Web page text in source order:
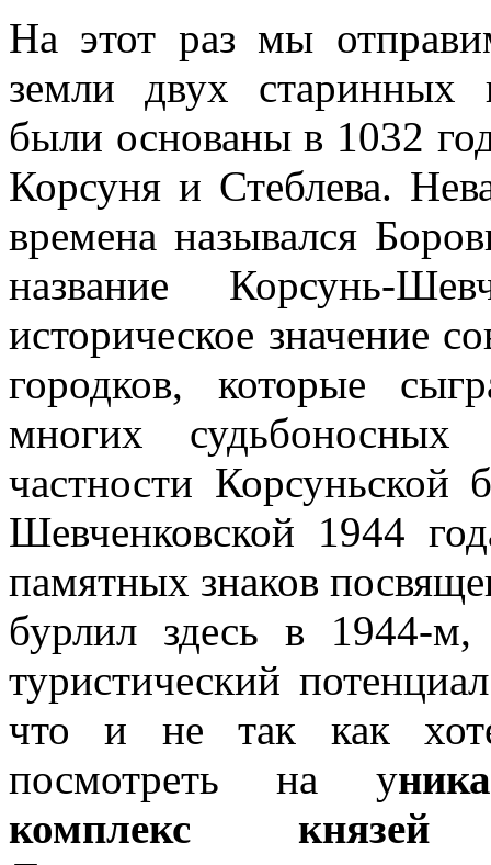
На этот раз мы
земли двух старинных
были основаны в 1032
Корсуня и Стеблева.
времена назывался
название Корсунь-
историческое значение
городков, которые
многих
частности
Шевченковской 1944
памятных знаков
бурлил здесь в 1944-
туристический
что и не так как
посмотреть на у
комплекс князей